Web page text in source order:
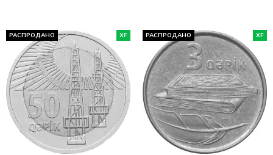
РАСПРОДАНО XF РАСПРОДАНО XF